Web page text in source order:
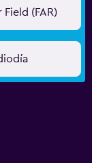
(FAR)